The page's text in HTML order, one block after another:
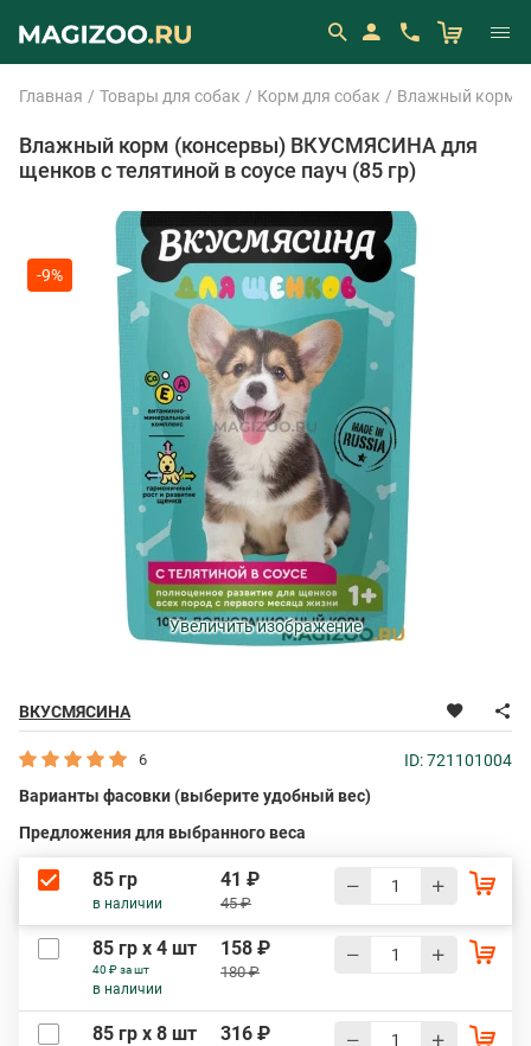
Главная Товары для собак Корм для собак Влажный корм
Влажный корм (консервы) ВКУСМЯСИНА для
щенков с телятиной в соусе пауч (85 гр)
ВКУСМЯСИНА
-9%
Увеличить изображение
6
ID: 721101004
Варианты фасовки (выберите удобный вес)
Предложения для выбранного веса
85 гр
в наличии
41 ₽
45 ₽
85 гр х 4 шт
40 ₽ за шт
в наличии
158 ₽
180 ₽
85 гр х 8 шт 316 ₽